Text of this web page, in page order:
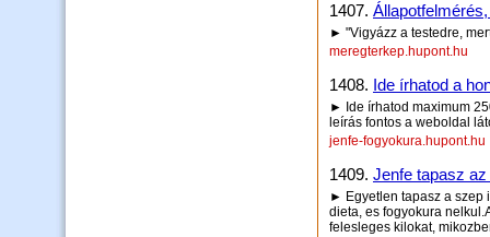
1407.
► "Vigyázz a testedre,
meregterkep.hupont.hu
1408. Ide írhatod a
► Ide írhatod maximum
leírás fontos a weboldal
jenfe-fogyokura.hupont.hu
1409. Jenfe tapasz
► Egyetlen tapasz a szep
dieta, es fogyokura
felesleges kilokat,